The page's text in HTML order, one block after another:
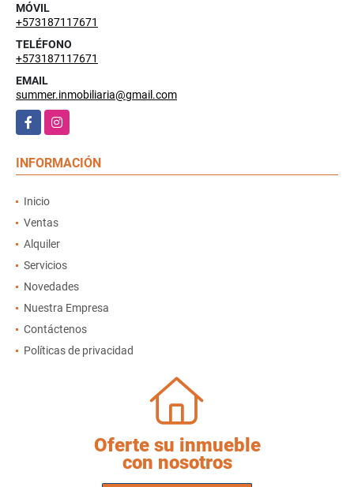
MÓVIL
+573187117671
TELÉFONO
+573187117671
EMAIL
summer.inmobiliaria@gmail.com
FacebookInstagram
INFORMACIÓN
Inicio
Ventas
Alquiler
Servicios
Novedades
Nuestra Empresa
Contáctenos
Políticas de privacidad
Oferte su inmueble
con nosotros